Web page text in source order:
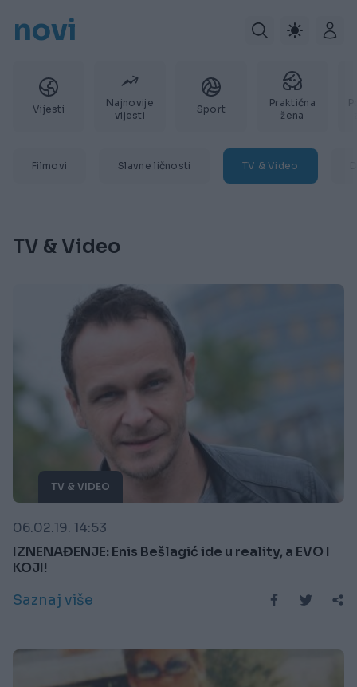
novi
Vijesti
Najnovije
vijesti
Sport
Praktična
žena
Filmovi Slavne ličnosti TV & Video
TV & Video
TV & VIDEO
06.02.19. 14:53
IZNENAĐENJE: Enis Bešlagić ide u reality, a EVO I
KOJI!
Saznaj više